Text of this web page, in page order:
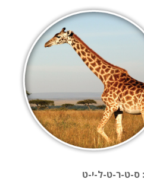
ס-ט-ר-ט-ל-י-ט